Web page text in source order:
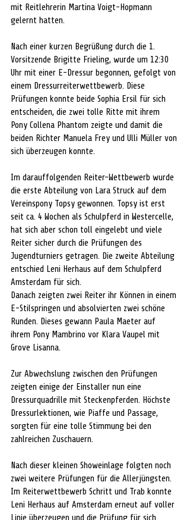
mit Reitlehrerin Martina Voigt-Hopmann
gelernt hatten.
Nach einer kurzen Begrüßung durch die 1.
Vorsitzende Brigitte Frieling, wurde um 12:30
Uhr mit einer E-Dressur begonnen, gefolgt von
einem Dressurreiterwettbewerb. Diese
Prüfungen konnte beide Sophia Ersil für sich
entscheiden, die zwei tolle Ritte mit ihrem
Pony Collena Phantom zeigte und damit die
beiden Richter Manuela Frey und Ulli Müller von
sich überzeugen konnte.
Im darauffolgenden Reiter-Wettbewerb wurde
die erste Abteilung von Lara Struck auf dem
Vereinspony Topsy gewonnen. Topsy ist erst
seit ca. 4 Wochen als Schulpferd in Westercelle,
hat sich aber schon toll eingelebt und viele
Reiter sicher durch die Prüfungen des
Jugendturniers getragen. Die zweite Abteilung
entschied Leni Herhaus auf dem Schulpferd
Amsterdam für sich.
Danach zeigten zwei Reiter ihr Können in einem
E-Stilspringen und absolvierten zwei schöne
Runden. Dieses gewann Paula Maeter auf
ihrem Pony Mambrino vor Klara Vaupel mit
Grove Lisanna.
Zur Abwechslung zwischen den Prüfungen
zeigten einige der Einstaller nun eine
Dressurquadrille mit Steckenpferden. Höchste
Dressurlektionen, wie Piaffe und Passage,
sorgten für eine tolle Stimmung bei den
zahlreichen Zuschauern.
Nach dieser kleinen Showeinlage folgten noch
zwei weitere Prüfungen für die Allerjüngsten.
Im Reiterwettbewerb Schritt und Trab konnte
Leni Herhaus auf Amsterdam erneut auf voller
Linie überzeugen und die Prüfung für sich